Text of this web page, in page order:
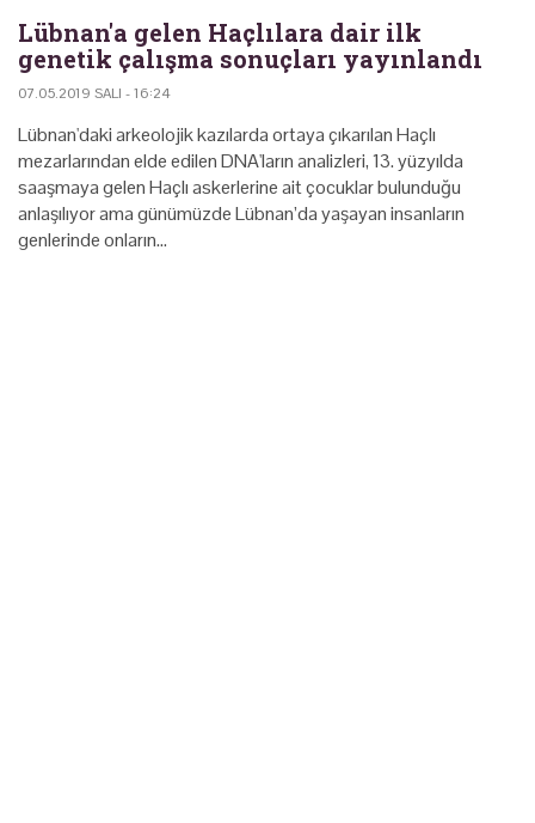
Lübnan'a gelen Haçlılara dair ilk
genetik çalışma sonuçları yayınlandı
07.05.2019 SALI - 16:24
Lübnan'daki arkeolojik kazılarda ortaya çıkarılan Haçlı
mezarlarından elde edilen DNA'ların analizleri, 13. yüzyılda
saaşmaya gelen Haçlı askerlerine ait çocuklar bulunduğu
anlaşılıyor ama günümüzde Lübnan’da yaşayan insanların
genlerinde onların…